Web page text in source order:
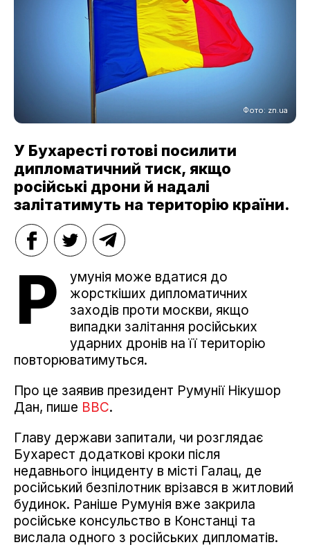
Фото: zn.ua
У Бухаресті готові посилити
дипломатичний тиск, якщо
російські дрони й надалі
залітатимуть на територію країни.
Р
умунія може вдатися до
жорсткіших дипломатичних
заходів проти москви, якщо
випадки залітання російських
ударних дронів на її територію
повторюватимуться.
Про це заявив президент Румунії Нікушор
Дан, пише BBC.
Главу держави запитали, чи розглядає
Бухарест додаткові кроки після
недавнього інциденту в місті Галац, де
російський безпілотник врізався в житловий
будинок. Раніше Румунія вже закрила
російське консульство в Констанці та
вислала одного з російських дипломатів.